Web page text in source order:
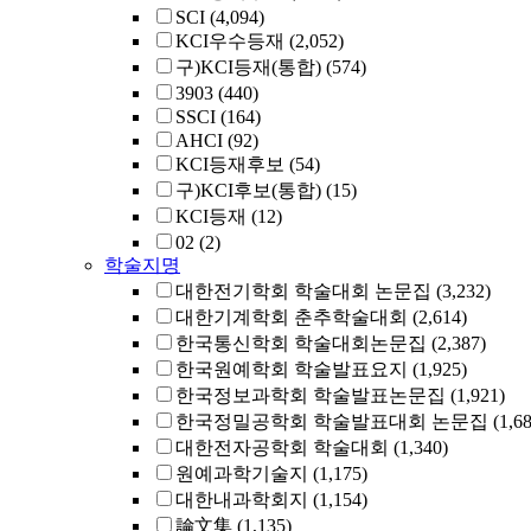
SCI (4,094)
KCI우수등재 (2,052)
구)KCI등재(통합) (574)
3903 (440)
SSCI (164)
AHCI (92)
KCI등재후보 (54)
구)KCI후보(통합) (15)
KCI등재 (12)
02 (2)
학술지명
대한전기학회 학술대회 논문집 (3,232)
대한기계학회 춘추학술대회 (2,614)
한국통신학회 학술대회논문집 (2,387)
한국원예학회 학술발표요지 (1,925)
한국정보과학회 학술발표논문집 (1,921)
한국정밀공학회 학술발표대회 논문집
대한전자공학회 학술대회 (1,340)
원예과학기술지 (1,175)
대한내과학회지 (1,154)
論文集 (1,135)